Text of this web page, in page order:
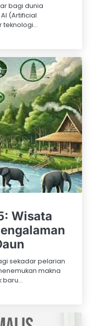
bagi dunia
(Artificial
teknologi…
Wisata
sekadar pelarian
makna
baru…